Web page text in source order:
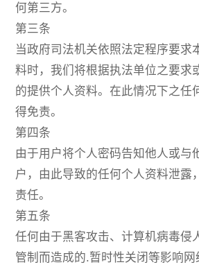
何第三方。
第三条
当政府司法机关依照法定程序要求
料时，我们将根据执法单位之要求
的提供个人资料。在此情况下之任
得免责。
第四条
由于用户将个人密码告知他人或与
户，由此导致的任何个人资料泄露
责任。
第五条
任何由于黑客攻击、计算机病毒侵
管制而造成的.暂时性关闭等影响